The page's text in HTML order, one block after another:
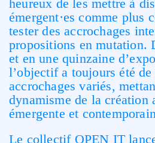
heureux de les mettre à
émergent·es comme plus
tester des accrochages
propositions en mutation.
et en une quinzaine
l’objectif a toujours été de
accrochages variés,
dynamisme de la création
émergente et
Le collectif OPEN IT